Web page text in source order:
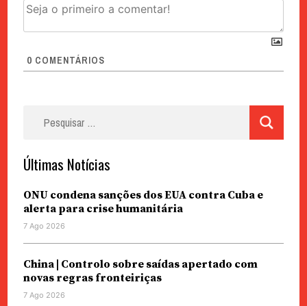
0 COMENTÁRIOS
Últimas Notícias
ONU condena sanções dos EUA contra Cuba e
alerta para crise humanitária
7 Ago 2026
China | Controlo sobre saídas apertado com
novas regras fronteiriças
7 Ago 2026